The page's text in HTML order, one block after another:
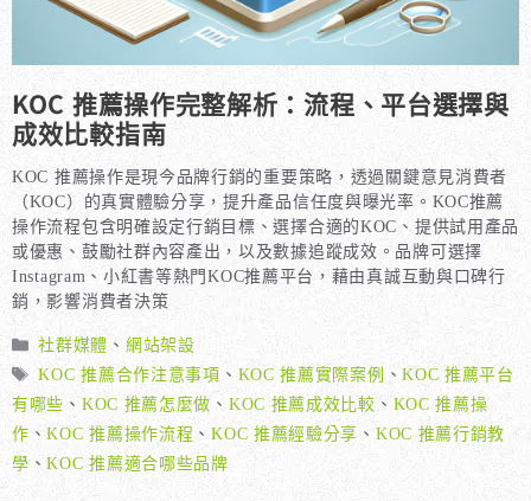
KOC 推薦操作完整解析：流程、平台選擇與
成效比較指南
KOC 推薦操作是現今品牌行銷的重要策略，透過關鍵意見消費者
（KOC）的真實體驗分享，提升產品信任度與曝光率。KOC推薦
操作流程包含明確設定行銷目標、選擇合適的KOC、提供試用產品
或優惠、鼓勵社群內容產出，以及數據追蹤成效。品牌可選擇
Instagram、小紅書等熱門KOC推薦平台，藉由真誠互動與口碑行
銷，影響消費者決策
分
類
社群媒體 、 網站架設
標
籤
KOC 推薦合作注意事項 、KOC 推薦實際案例 、KOC 推薦平台
有哪些 、 KOC 推薦怎麼做 、 KOC 推薦成效比較 、 KOC 推薦操
作 、KOC 推薦操作流程 、KOC 推薦經驗分享 、KOC 推薦行銷教
學 、KOC 推薦適合哪些品牌